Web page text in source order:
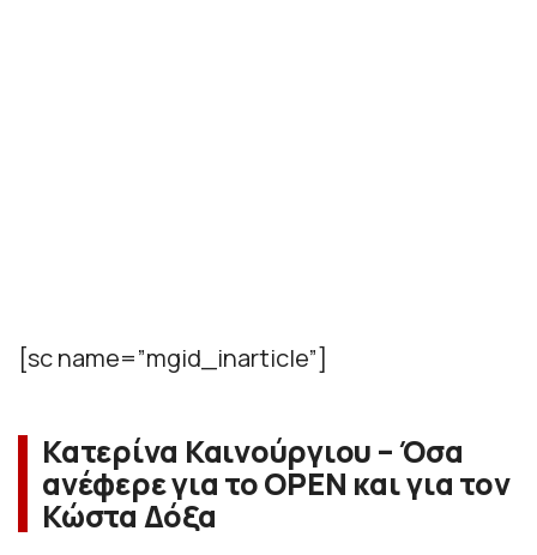
[sc name=”mgid_inarticle”]
Κατερίνα Καινούργιου – Όσα
ανέφερε για το OPEN και για τον
Κώστα Δόξα